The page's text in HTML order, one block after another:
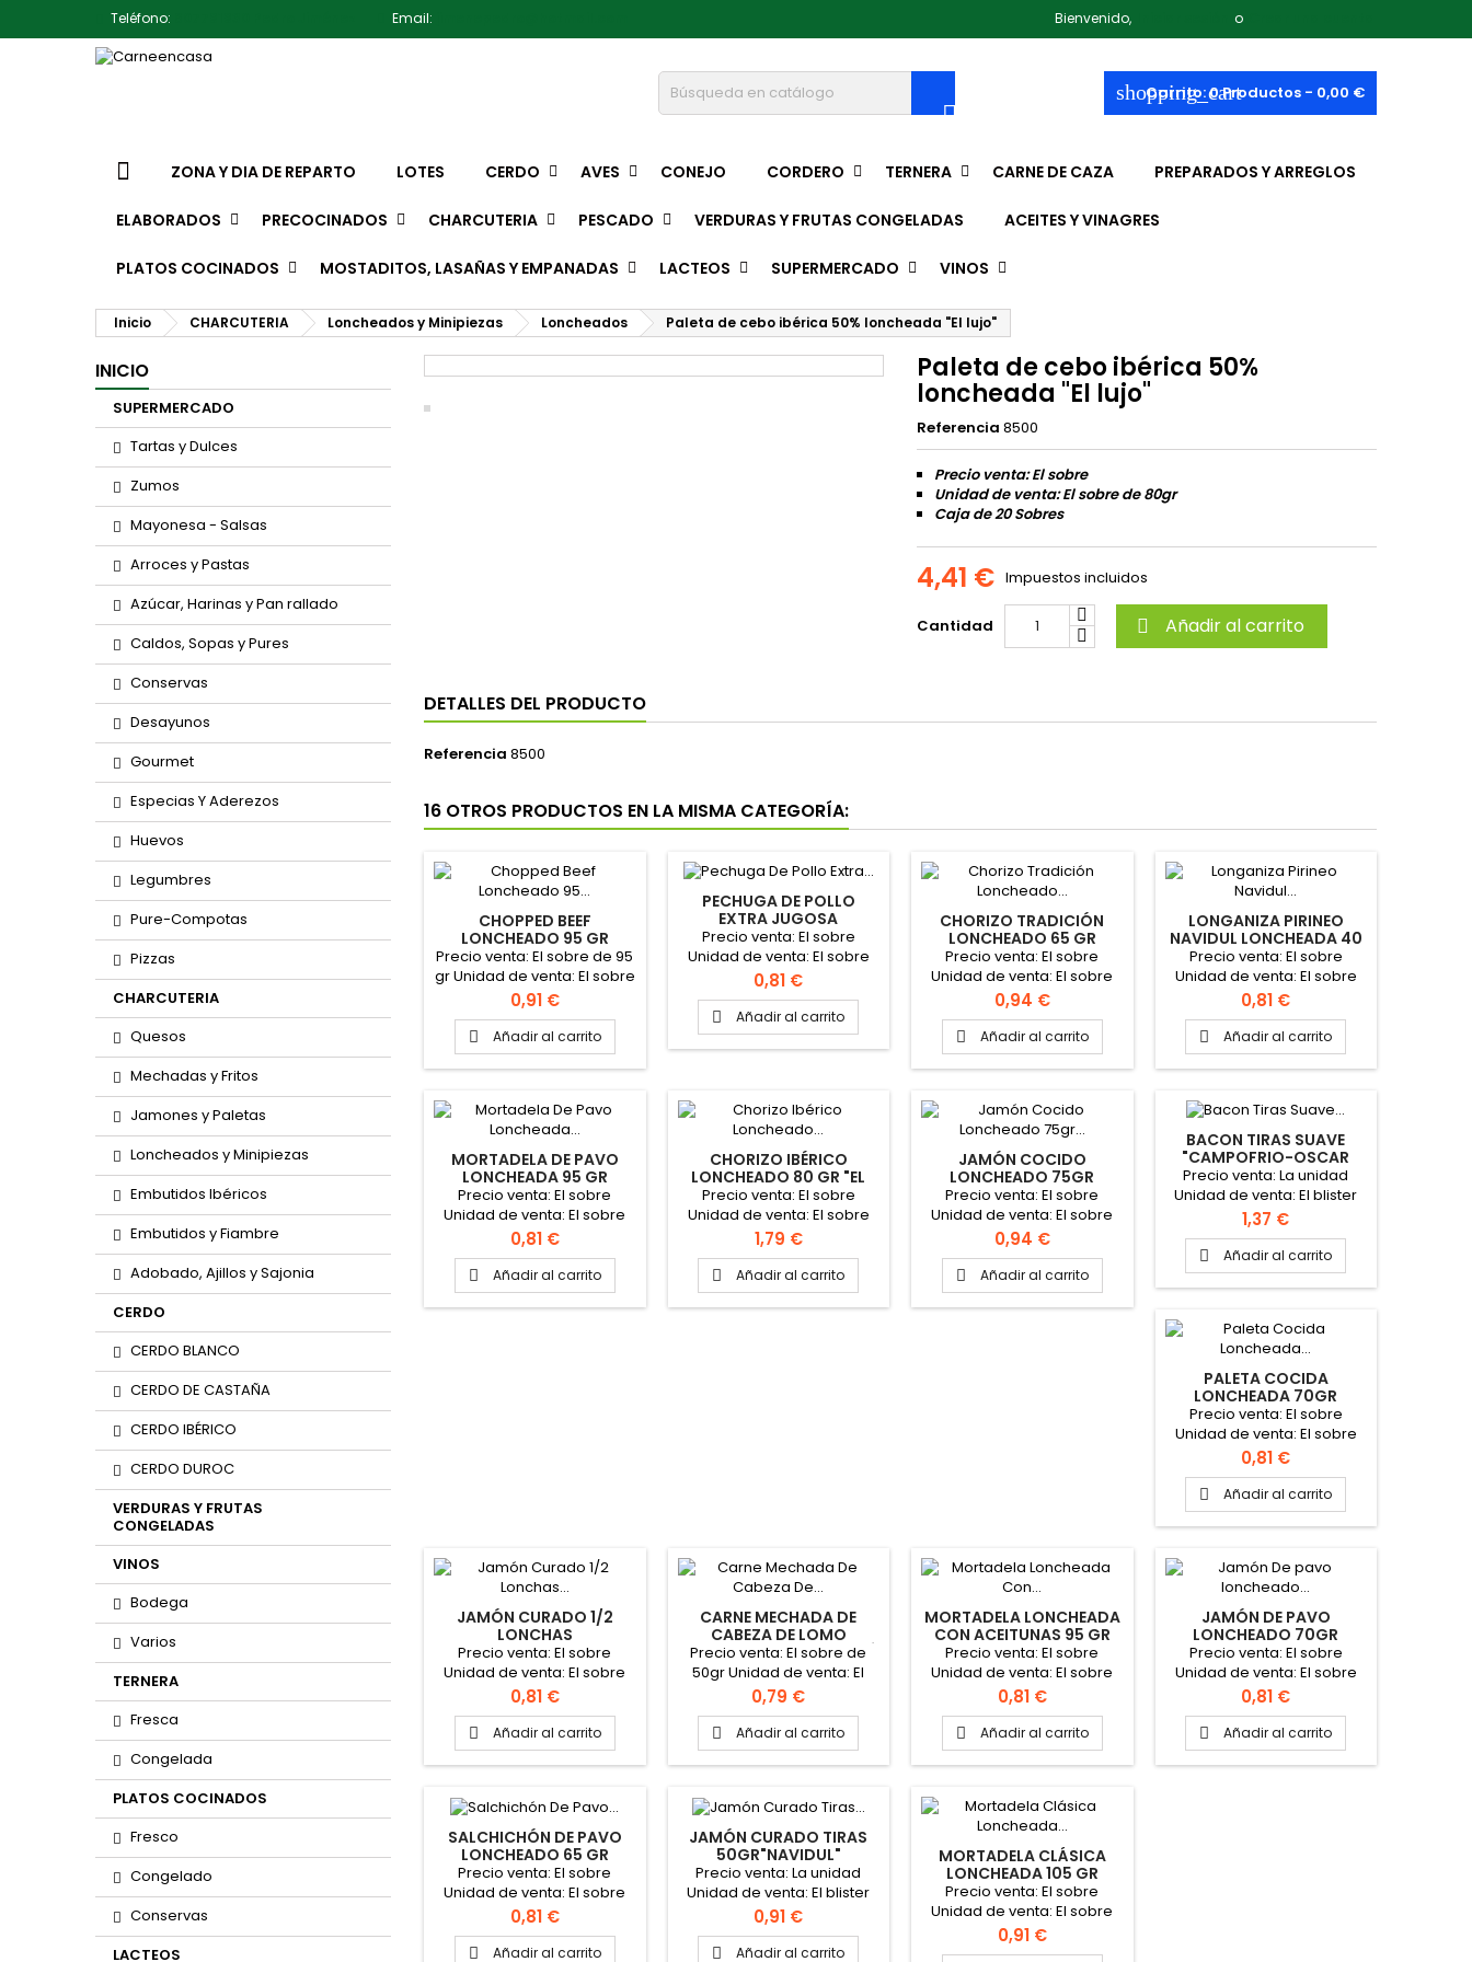
Teléfono: Email: Bienvenido, o
shopping_cart
Carrito:0Productos - 0,00 €

ZONA Y DIA DE REPARTO LOTES CERDO AVES CONEJO CORDERO TERNERA CARNE DE CAZA PREPARADOS Y ARREGLOS
ELABORADOS PRECOCINADOS CHARCUTERIA PESCADO VERDURAS Y FRUTAS CONGELADAS ACEITES Y VINAGRES
PLATOS COCINADOS MOSTADITOS, LASAÑAS Y EMPANADAS LACTEOS SUPERMERCADO VINOS
Inicio CHARCUTERIA Loncheados y Minipiezas Loncheados Paleta de cebo ibérica 50% loncheada "El lujo"
INICIO
SUPERMERCADO
Tartas y Dulces
Zumos
Mayonesa - Salsas
Arroces y Pastas
Azúcar, Harinas y Pan rallado
Caldos, Sopas y Pures
Conservas
Desayunos
Gourmet
Especias Y Aderezos
Huevos
Legumbres
Pure-Compotas
Pizzas
CHARCUTERIA
Quesos
Mechadas y Fritos
Jamones y Paletas
Loncheados y Minipiezas
Embutidos Ibéricos
Embutidos y Fiambre
Adobado, Ajillos y Sajonia
CERDO
CERDO BLANCO
CERDO DE CASTAÑA
CERDO IBÉRICO
CERDO DUROC
VERDURAS Y FRUTAS
CONGELADAS
VINOS
Bodega
Varios
TERNERA
Fresca
Congelada
PLATOS COCINADOS
Fresco
Congelado
Conservas
LACTEOS
Paleta de cebo ibérica 50%
loncheada "El lujo"
Referencia 8500
Precio venta: El sobre
Unidad de venta: El sobre de 80gr
Caja de 20 Sobres
4,41 € Impuestos incluidos
Cantidad  Añadir al carrito
DETALLES DEL PRODUCTO
Referencia 8500
16 OTROS PRODUCTOS EN LA MISMA CATEGORÍA:
CHOPPED BEEF
LONCHEADO 95 GR
"CAMPOFRIO"
Precio venta: El sobre de 95
gr Unidad de venta: El sobre
de 95 gr Formato caja: 12
Sobres
Precio
0,91 €
 Añadir al carrito
PECHUGA DE POLLO
EXTRA JUGOSA
LONCHEADA 80GR
"CAMPOFRIO"
Precio venta: El sobre
Unidad de venta: El sobre
de 80gr Caja de 18 Sobres
Precio
0,81 €
 Añadir al carrito
CHORIZO TRADICIÓN
LONCHEADO 65 GR
"REVILLA"
Precio venta: El sobre
Unidad de venta: El sobre
de 65 gr Formato caja: 17
Sobres
Precio
0,94 €
 Añadir al carrito
LONGANIZA PIRINEO
NAVIDUL LONCHEADA 40
GR "CAMPOFRIO"
Precio venta: El sobre
Unidad de venta: El sobre
40 gr Formato caja: 18
Sobres
Precio
0,81 €
 Añadir al carrito
MORTADELA DE PAVO
LONCHEADA 95 GR
"CAMPOFRIO"
Precio venta: El sobre
Unidad de venta: El sobre
de 95 gr Formato caja: 12
Sobres
Precio
0,81 €
 Añadir al carrito
CHORIZO IBÉRICO
LONCHEADO 80 GR "EL
LUJO"
Precio venta: El sobre
Unidad de venta: El sobre
de 80 gr Formato caja: 20
Sobres PINCHAR AQUÍ PARA
VER FICHA TÉCNICA
Precio
1,79 €
 Añadir al carrito
JAMÓN COCIDO
LONCHEADO 75GR
"CAMPOFRIO"
Precio venta: El sobre
Unidad de venta: El sobre
de 75 gr Caja de 18 Sobres
Precio
0,94 €
 Añadir al carrito
BACON TIRAS SUAVE
"CAMPOFRIO-OSCAR
MAYER"
Precio venta: La unidad
Unidad de venta: El blister
de 130 gr Caja de 14
unidades
Precio
1,37 €
 Añadir al carrito
PALETA COCIDA
LONCHEADA 70GR
"CAMOPOFRIO"
Precio venta: El sobre
Unidad de venta: El sobre
de 70 gr Caja de 14 Sobres
Precio
0,81 €
 Añadir al carrito
JAMÓN CURADO 1/2
LONCHAS
45GR"NAVIDUL"
Precio venta: El sobre
Unidad de venta: El sobre
de 45 gr Caja de 32 Sobres
Precio
0,81 €
 Añadir al carrito
CARNE MECHADA DE
CABEZA DE LOMO
LONCHEADA 50GR "JOSÉ
CABO"
Precio venta: El sobre de
50gr Unidad de venta: El
sobre de 50gr Formato de
la caja: 20 sobres
Precio
0,79 €
 Añadir al carrito
MORTADELA LONCHEADA
CON ACEITUNAS 95 GR
"CAMPOFRIO"
Precio venta: El sobre
Unidad de venta: El sobre
de 95 gr Formato caja: 12
Sobres
Precio
0,81 €
 Añadir al carrito
JAMÓN DE PAVO
LONCHEADO 70GR
"CAMPOFRIO"
Precio venta: El sobre
Unidad de venta: El sobre
de 70gr Caja de 14 Sobres
Precio
0,81 €
 Añadir al carrito
SALCHICHÓN DE PAVO
LONCHEADO 65 GR
"REVILLA"
Precio venta: El sobre
Unidad de venta: El sobre
de 65 gr Caja de 20 Sobres
Precio
0,81 €
 Añadir al carrito
JAMÓN CURADO TIRAS
50GR"NAVIDUL"
Precio venta: La unidad
Unidad de venta: El blister
de 50gr Caja de 16
unidades
Precio
0,91 €
 Añadir al carrito
MORTADELA CLÁSICA
LONCHEADA 105 GR
"CAMPOFRIO"
Precio venta: El sobre
Unidad de venta: El sobre
de 105 gr Formato caja: 12
Sobres
Precio
0,91 €